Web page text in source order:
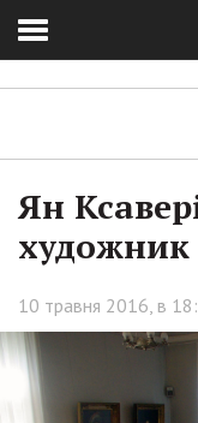
Ян
художник
10 травня 2016, в